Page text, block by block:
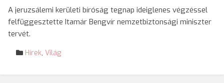
A jeruzsálemi kerületi bíróság tegnap ideiglenes végzéssel
felfüggesztette Itamár Bengvír nemzetbiztonsági miniszter
tervét.
Hírek, Világ